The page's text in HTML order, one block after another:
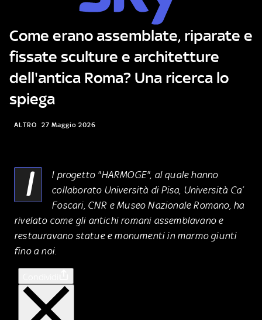
Come erano assemblate, riparate e
fissate sculture e architetture
dell'antica Roma? Una ricerca lo
spiega
ALTRO 27 Maggio 2026
I
l progetto "HARMOGE", al quale hanno
collaborato Università di Pisa, Università Ca’
Foscari, CNR e Museo Nazionale Romano, ha
rivelato come gli antichi romani assemblavano e
restauravano statue e monumenti in marmo giunti
fino a noi.